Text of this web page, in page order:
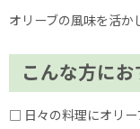
オリーブの風味を活か
こんな方にお
□ 日々の料理にオリー